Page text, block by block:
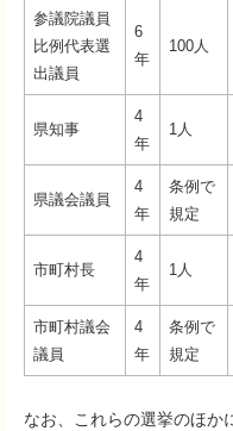
参議院議員
比例代表選
出議員
6
年
100人
県知事
4
年
1人
県議会議員
4
年
条例で
規定
市町村長
4
年
1人
市町村議会
議員
4
年
条例で
規定
なお、これらの選挙のほか